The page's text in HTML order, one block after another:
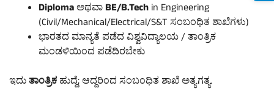
DiplomaಅಥವಾBE/B.Techin Engineering
(Civil/Mechanical/Electrical/S&T ಸಂಬಂಧಿತ ಶಾಖೆಗಳು)
ಭಾರತದ ಮಾನ್ಯತೆ ಪಡೆದ ವಿಶ್ವವಿದ್ಯಾಲಯ / ತಾಂತ್ರಿಕ
ಮಂಡಳಿಯಿಂದ ಪಡೆದಿರಬೇಕು
ಇದುತಾಂತ್ರಿಕಹುದ್ದೆ; ಆದ್ದರಿಂದ ಸಂಬಂಧಿತ ಶಾಖೆ ಅತ್ಯಗತ್ಯ.